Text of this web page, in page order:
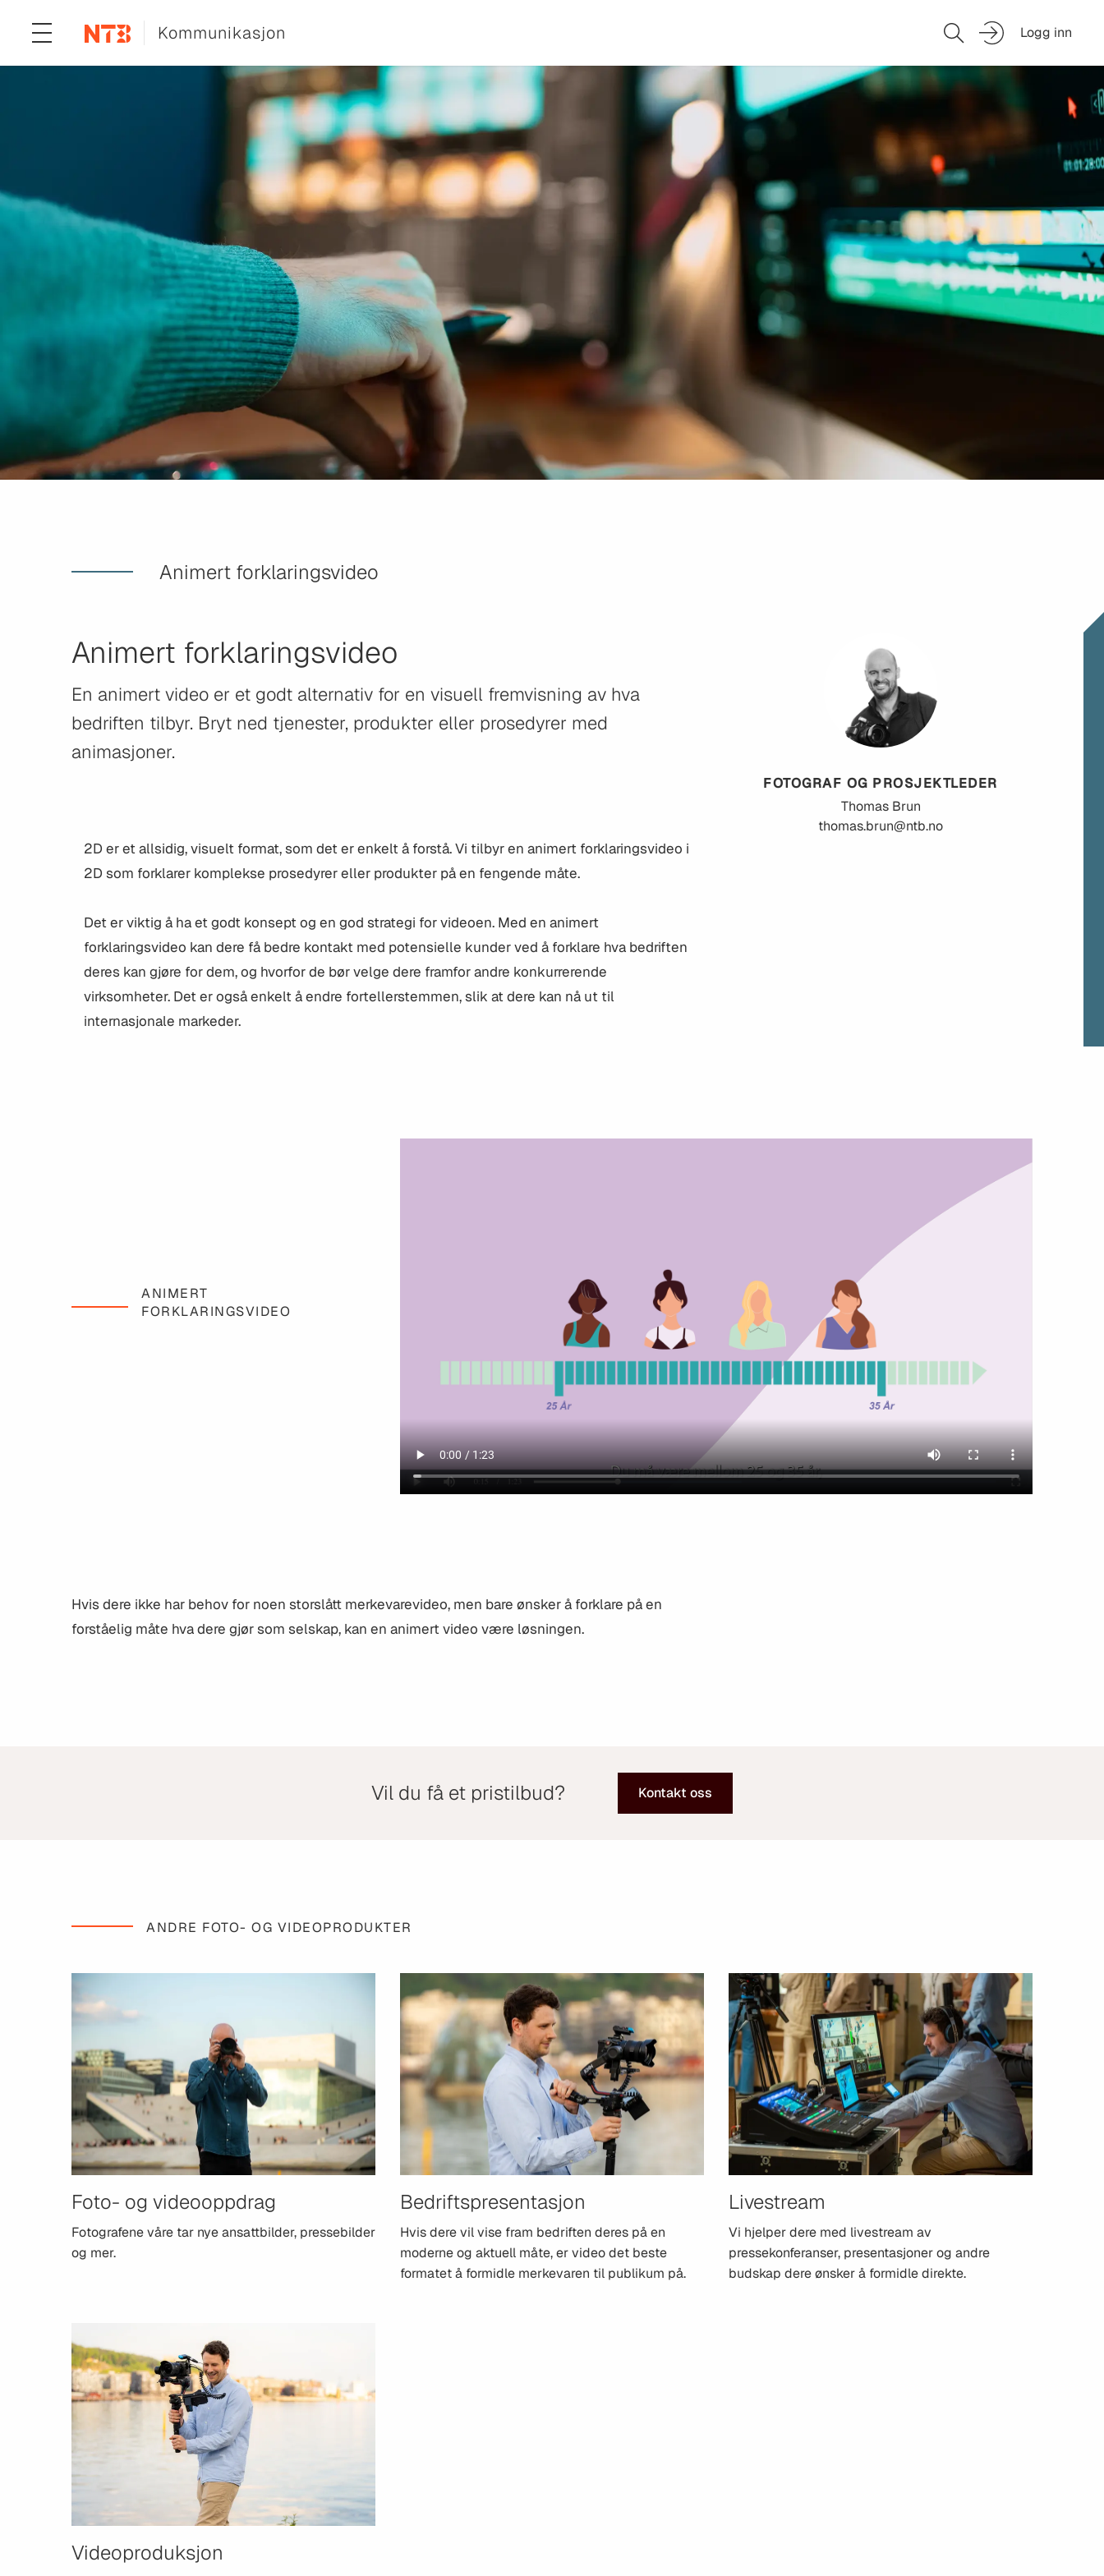
Kommunikasjon Logg inn
Animert forklaringsvideo
Animert forklaringsvideo
En animert video er et godt alternativ for en visuell fremvisning av hva
bedriften tilbyr. Bryt ned tjenester, produkter eller prosedyrer med
animasjoner.
FOTOGRAF OG PROSJEKTLEDER
Thomas Brun
thomas.brun@ntb.no
2D er et allsidig, visuelt format, som det er enkelt å forstå. Vi tilbyr en animert forklaringsvideo i
2D som forklarer komplekse prosedyrer eller produkter på en fengende måte.
Det er viktig å ha et godt konsept og en god strategi for videoen. Med en animert
forklaringsvideo kan dere få bedre kontakt med potensielle kunder ved å forklare hva bedriften
deres kan gjøre for dem, og hvorfor de bør velge dere framfor andre konkurrerende
virksomheter. Det er også enkelt å endre fortellerstemmen, slik at dere kan nå ut til
internasjonale markeder.
ANIMERT
FORKLARINGSVIDEO
Hvis dere ikke har behov for noen storslått merkevarevideo, men bare ønsker å forklare på en
forståelig måte hva dere gjør som selskap, kan en animert video være løsningen.
Vil du få et pristilbud? Kontakt oss
ANDRE FOTO- OG VIDEOPRODUKTER
Foto- og videooppdrag
Fotografene våre tar nye ansattbilder, pressebilder
og mer.
Bedriftspresentasjon
Hvis dere vil vise fram bedriften deres på en
moderne og aktuell måte, er video det beste
formatet å formidle merkevaren til publikum på.
Livestream
Vi hjelper dere med livestream av
pressekonferanser, presentasjoner og andre
budskap dere ønsker å formidle direkte.
Videoproduksjon